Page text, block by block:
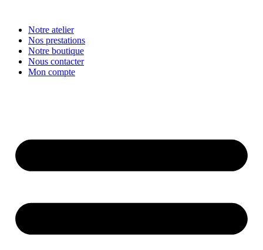
contenuNotre atelier
Nos prestations
Notre boutique
Nous contacter
Mon compte